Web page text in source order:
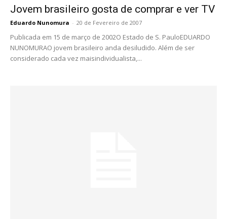
Jovem brasileiro gosta de comprar e ver TV
Eduardo Nunomura - 20 de Fevereiro de 2007
Publicada em 15 de março de 2002O Estado de S. PauloEDUARDO
NUNOMURAO jovem brasileiro anda desiludido. Além de ser
considerado cada vez maisindividualista,...